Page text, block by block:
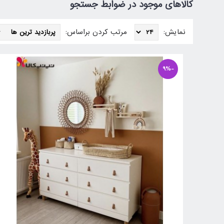
کالاهای موجود در ضوابط جستجو
نمایش: مرتب کردن براساس:
-9%